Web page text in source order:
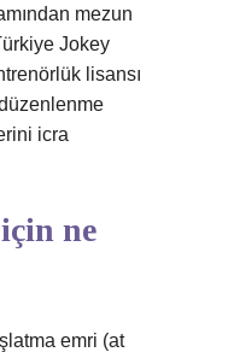
mezun
Jokey
lisansı
icra
ne
emri (at